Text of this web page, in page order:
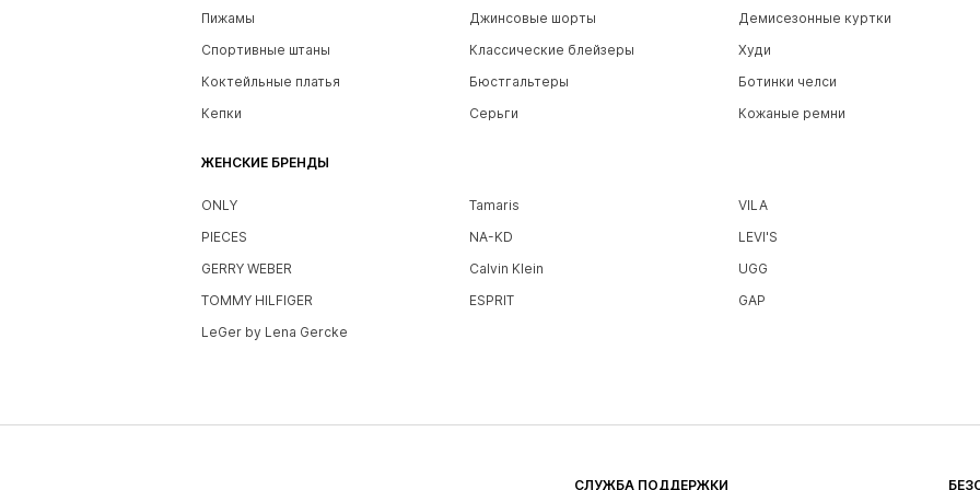
Пижамы Джинсовые шорты
Демисезонные куртки
Спортивные штаны
Классические блейзеры
Худи
Коктейльные платья
Бюстгальтеры
Ботинки челси
Кепки
Серьги Кожаные ремни
ЖЕНСКИЕ БРЕНДЫ
ONLY Tamaris
VILA
PIECES
NA-KD
LEVI'S
GERRY WEBER
Calvin Klein
UGG
TOMMY HILFIGER
ESPRIT
GAP
LeGer by Lena Gercke
СЛУЖБА ПОДДЕРЖКИ